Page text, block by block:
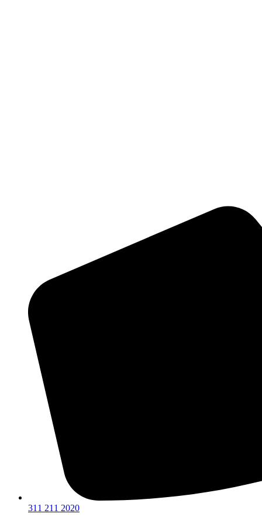
311 211 2020